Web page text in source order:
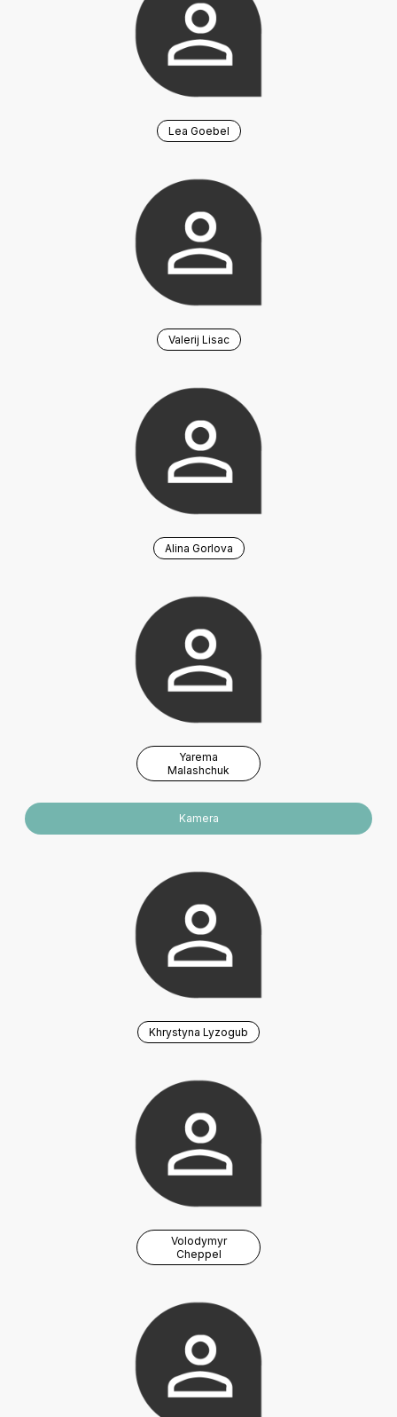
Lea Goebel
Valerij Lisac
Alina Gorlova
Yarema
Malashchuk
Kamera
Khrystyna Lyzogub
Volodymyr
Cheppel